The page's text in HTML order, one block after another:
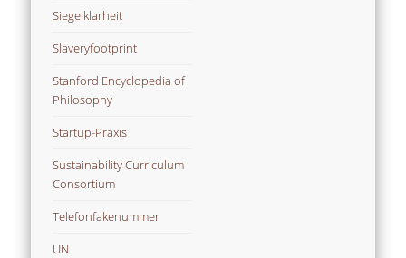
Siegelklarheit
Slaveryfootprint
Stanford Encyclopedia of
Philosophy
Startup-Praxis
Sustainability Curriculum
Consortium
Telefonfakenummer
UN